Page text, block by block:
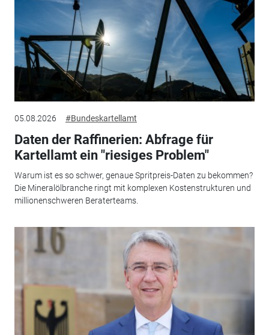
05.08.2026 #Bundeskartellamt
Daten der Raffinerien: Abfrage für
Kartellamt ein "riesiges Problem"
Warum ist es so schwer, genaue Spritpreis-Daten zu bekommen?
Die Mineralölbranche ringt mit komplexen Kostenstrukturen und
millionenschweren Beraterteams.